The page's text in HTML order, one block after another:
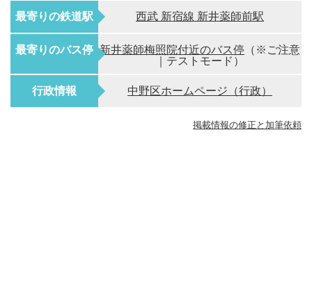
最寄りの鉄道駅 西武 新宿線 新井薬師前駅
最寄りのバス停 新井薬師梅照院付近のバス停 （※ご注意
｜テストモード）
行政情報 中野区ホームページ（行政）
掲載情報の修正と加筆依頼